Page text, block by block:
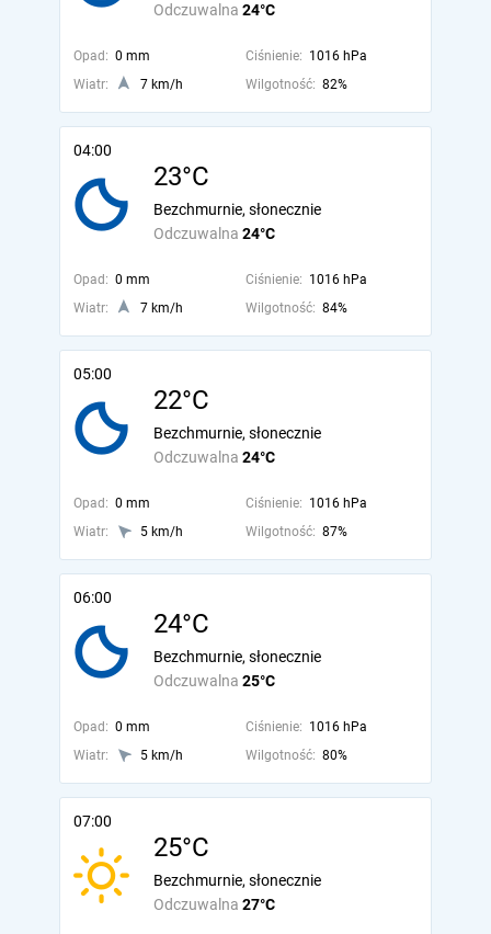
Odczuwalna 24°C
Opad: 0 mm Ciśnienie: 1016 hPa
Wiatr:
7 km/h Wilgotność: 82%
04:00
23°C
Odczuwalna 24°C
Bezchmurnie, słonecznie
Opad: 0 mm Ciśnienie: 1016 hPa
Wiatr:
7 km/h Wilgotność: 84%
05:00
22°C
Odczuwalna 24°C
Bezchmurnie, słonecznie
Opad: 0 mm Ciśnienie: 1016 hPa
Wiatr:
5 km/h Wilgotność: 87%
06:00
24°C
Odczuwalna 25°C
Bezchmurnie, słonecznie
Opad: 0 mm Ciśnienie: 1016 hPa
Wiatr:
5 km/h Wilgotność: 80%
07:00
25°C
Odczuwalna 27°C
Bezchmurnie, słonecznie